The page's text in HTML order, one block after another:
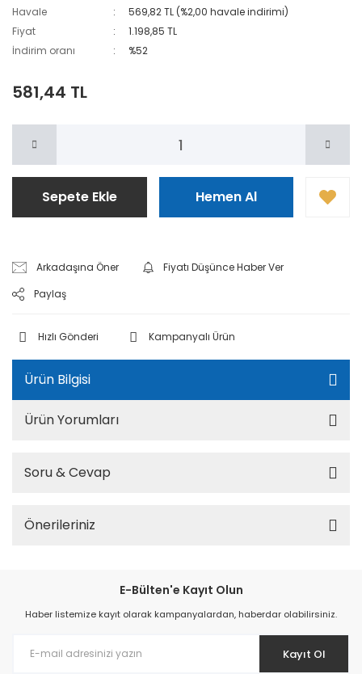
Havale
569,82 TL (%2,00 havale indirimi)
Fiyat
1.198,85 TL
İndirim oranı
%52
581,44 TL
Sepete Ekle Hemen Al
Arkadaşına Öner
Fiyatı Düşünce Haber Ver
Paylaş
Hızlı Gönderi Kampanyalı Ürün
Ürün Bilgisi
Ürün Yorumları
Soru & Cevap
Önerileriniz
E-Bülten'e Kayıt Olun
Haber listemize kayıt olarak kampanyalardan, haberdar olabilirsiniz.
Kayıt Ol